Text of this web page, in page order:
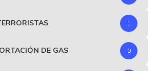
1
DE GAS 0